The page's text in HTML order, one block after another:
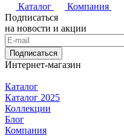
Каталог
Компания
Подписаться
на новости и акции
Подписаться
Интернет-магазин
Каталог
Каталог 2025
Коллекции
Блог
Компания